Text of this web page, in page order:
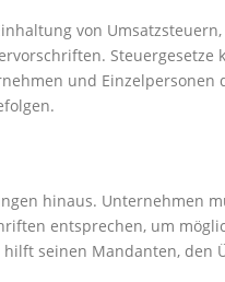
von Umsatzsteuern,
Steuergesetze
und Einzelpersonen
hinaus. Unternehmen
entsprechen, um
seinen Mandanten, den